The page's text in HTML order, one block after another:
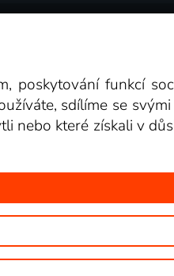
Copyright © goNET s.r.o. Na
poskytování funkcí
sdílíme se
nebo které získali v